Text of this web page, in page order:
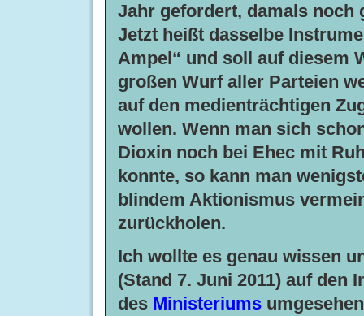
Jahr gefordert, damals noch
Jetzt heißt dasselbe
Ampel“ und soll auf diesem
großen Wurf aller Parteien
auf den medienträchtigen
wollen. Wenn man sich
Dioxin noch bei Ehec mit
konnte, so kann man
blindem Aktionismus
zurückholen.
Ich wollte es genau wissen
(Stand 7. Juni 2011) auf den
des Ministeriums